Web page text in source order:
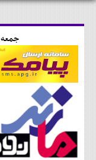
جمعه 16 مرداد 1405-22:53-